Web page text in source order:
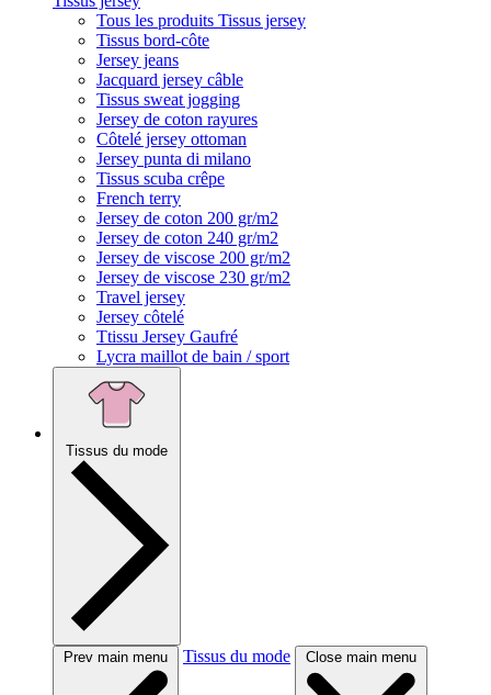
Tous les produits Tissus jersey
Tissus bord-côte
Jersey jeans
Jacquard jersey câble
Tissus sweat jogging
Jersey de coton rayures
Côtelé jersey ottoman
Jersey punta di milano
Tissus scuba crêpe
French terry
Jersey de coton 200 gr/m2
Jersey de coton 240 gr/m2
Jersey de viscose 200 gr/m2
Jersey de viscose 230 gr/m2
Travel jersey
Jersey côtelé
Ttissu Jersey Gaufré
Lycra maillot de bain / sport
Tissus du mode
Prev main menu Tissus du mode Close main menu